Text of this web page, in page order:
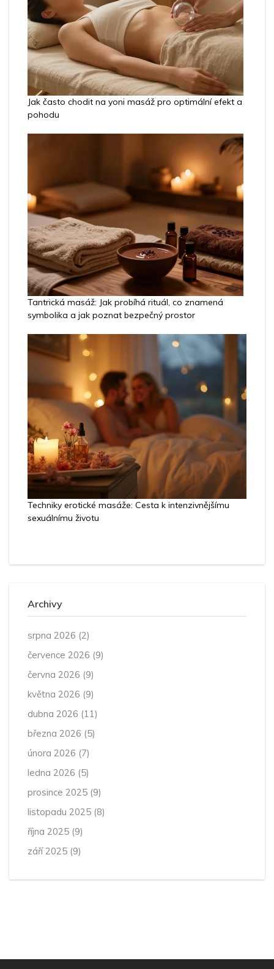
Jak často chodit na yoni masáž pro optimální efekt a
pohodu
Tantrická masáž: Jak probíhá rituál, co znamená
symbolika a jak poznat bezpečný prostor
Techniky erotické masáže: Cesta k intenzivnějšímu
sexuálnímu životu
Archivy
srpna 2026 (2)
července 2026 (9)
června 2026 (9)
května 2026 (9)
dubna 2026 (11)
března 2026 (5)
února 2026 (7)
ledna 2026 (5)
prosince 2025 (9)
listopadu 2025 (8)
října 2025 (9)
září 2025 (9)